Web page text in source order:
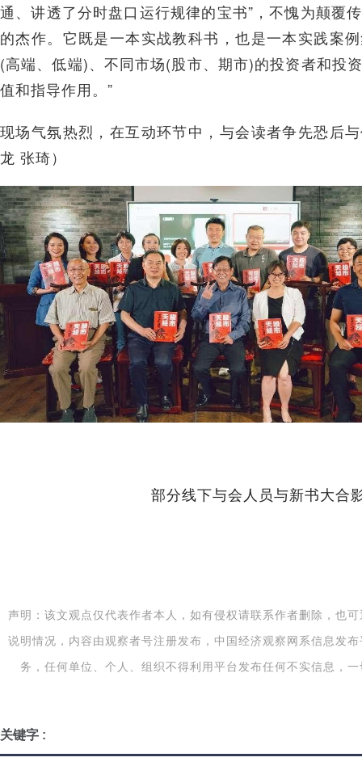
通、讲透了分时盘口运行规律的宝书”，不愧为颠覆
的杰作。它既是一本实战教科书，也是一本实践案
(高端、低端)、不同市场(股市、期市)的投资者和投
值和指导作用。”
现场气氛热烈，在互动环节中，与会读者争先恐后
龙 张琦）
部分线下与会人员与新书大合
声明：该文观点仅代表作者本人，如有侵权请联系作者删除，也
说明情况，内容由观察者号注册发布，中国经济观察网系信息发
务，任何单位、个人、组织不得利用平台发布任何不实信息，
关键字 :